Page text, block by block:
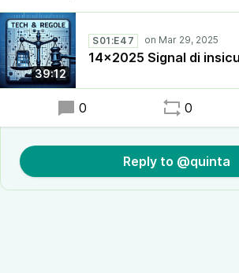
Turchia Elon Musk chiude la
opposizioni su X
META, LINKEDIN e X non pagano
Il nuovissimo DEEPSEEK
Con Synthesia arriva l’attore digitale
39:12
S01:E47
14x2025 Signal di
0 0
Reply to @quinta